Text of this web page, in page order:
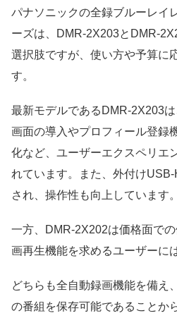
パナソニックの全録ブルーレイ
ーズは、DMR-2X203とDMR-
選択肢ですが、使い方や予算に
す。
最新モデルであるDMR-2X203
画面の導入やプロフィール登録
化など、ユーザーエクスペリエ
れています。また、外付け
され、操作性も向上しています。
一方、DMR-2X202は価格面で
画再生機能を求めるユーザーに
どちらも全自動録画機能を備え
の番組を保存可能であることか